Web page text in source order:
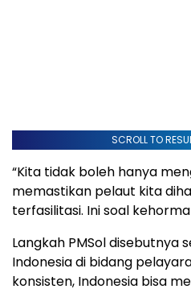
SCROLL TO
“Kita tidak boleh hanya
memastikan pelaut kita
terfasilitasi. Ini soal
Langkah PMSol disebutnya
Indonesia di bidang
konsisten, Indonesia bisa